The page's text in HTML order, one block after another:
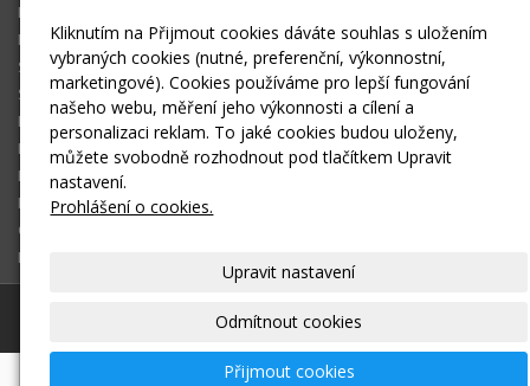
E-shop
Půjčovna
Sezonní půjčovné
Skiservis
Kontakt
Kontaktní formulář
Ke stažení
Montáž a seřízení vázání
OBCHODNÍ PODMÍNKY
Košík
SKI CENTRUM Petr Švarc | Mapa webu
Kliknutím na Přijmout cookies dáváte souhlas s uložením
vybraných cookies (nutné, preferenční, výkonnostní,
marketingové). Cookies používáme pro lepší fungování
našeho webu, měření jeho výkonnosti a cílení a
personalizaci reklam. To jaké cookies budou uloženy,
můžete svobodně rozhodnout pod tlačítkem Upravit
nastavení.
Prohlášení o cookies.
Upravit nastavení
Odmítnout cookies
Přijmout cookies